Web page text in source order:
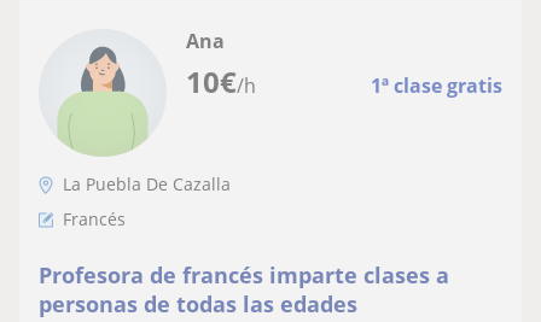
10€/h 1ª clase gratis
Ana
La Puebla De Cazalla
Francés
Profesora de francés imparte clases a
personas de todas las edades